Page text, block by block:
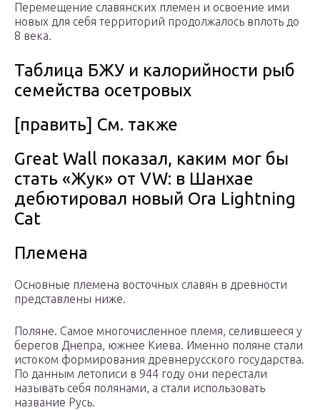
Перемещение славянских племен и освоение ими
новых для себя территорий продолжалось вплоть до
8 века.
Таблица БЖУ и калорийности рыб
семейства осетровых
[править] См. также
Great Wall показал, каким мог бы
стать «Жук» от VW: в Шанхае
дебютировал новый Ora Lightning
Cat
Племена
Основные племена восточных славян в древности
представлены ниже.
Поляне. Самое многочисленное племя, селившееся у
берегов Днепра, южнее Киева. Именно поляне стали
истоком формирования древнерусского государства.
По данным летописи в 944 году они перестали
называть себя полянами, а стали использовать
название Русь.